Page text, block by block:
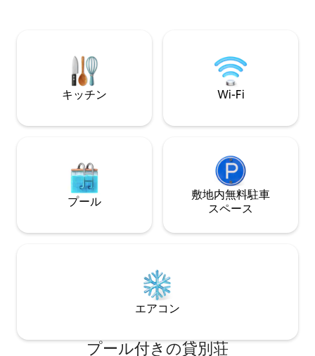
が1台あり、4名様
だけます。洗面所
す。
キッチン Wi-Fi
プール
敷地内無料駐⁠車
ス⁠ペ⁠ー⁠ス
エアコン
プール付きの貸別荘